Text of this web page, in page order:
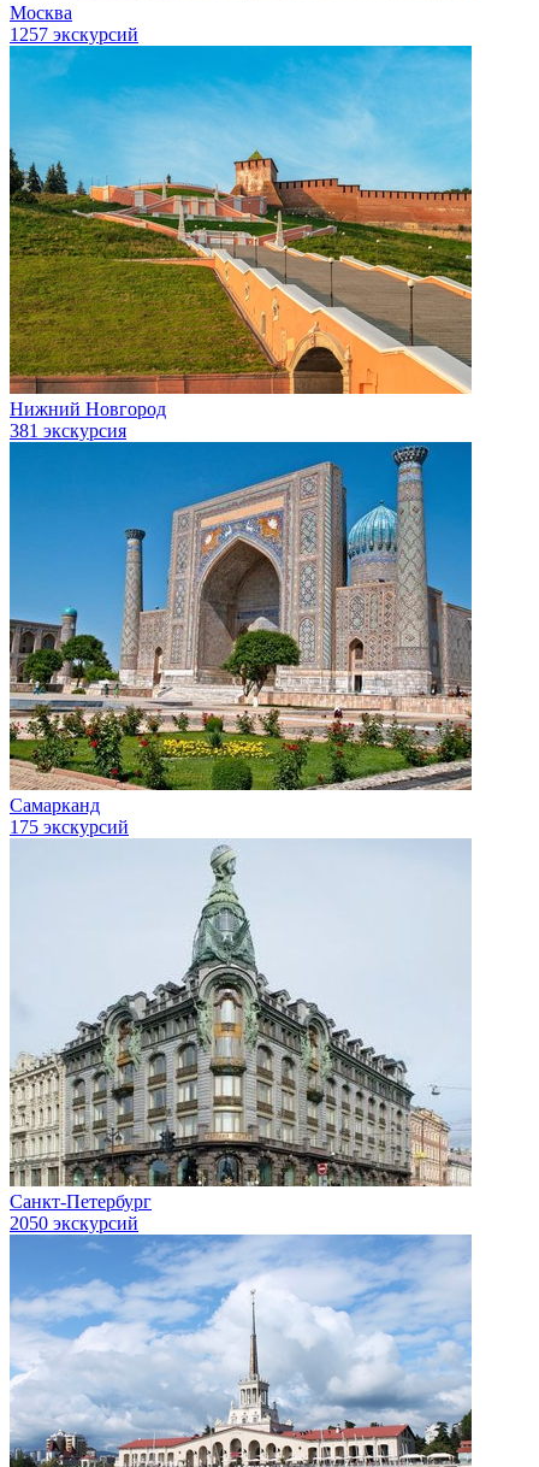
Москва
1257 экскурсий
Нижний Новгород
381 экскурсия
Самарканд
175 экскурсий
Санкт-Петербург
2050 экскурсий